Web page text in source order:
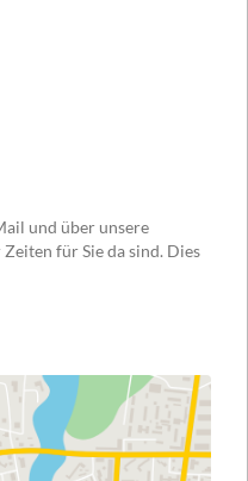
und über unsere
für Sie da sind. Dies